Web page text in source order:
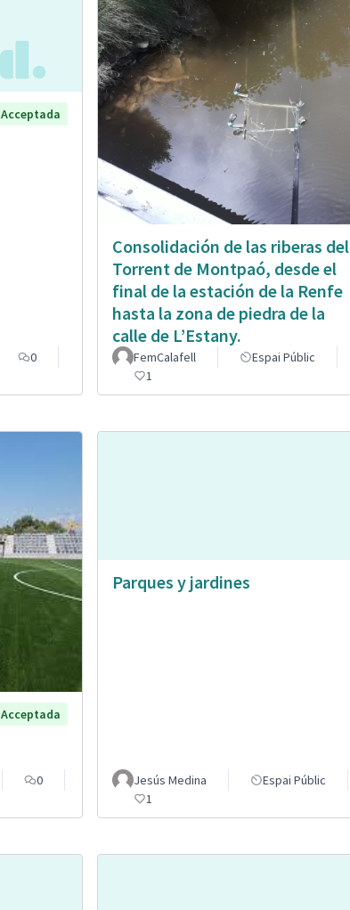
Acceptada
0
Consolidación de las riberas del
Torrent de Montpaó, desde el
final de la estación de la Renfe
hasta la zona de piedra de la
calle de L’Estany.
FemCalafell Espai Públic
1
Acceptada
0
Parques y jardines
Jesús Medina Espai Públic
1